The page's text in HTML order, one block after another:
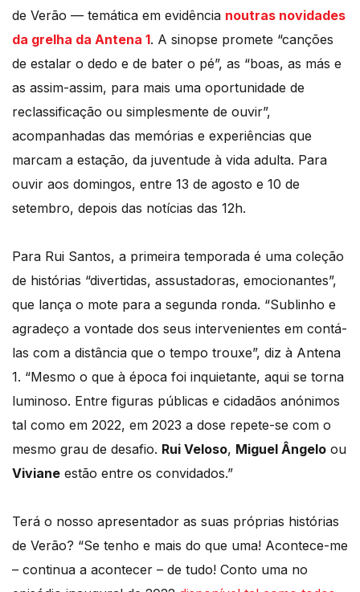
de Verão — temática em evidência noutras novidades
da grelha da Antena 1. A sinopse promete “canções
de estalar o dedo e de bater o pé”, as “boas, as más e
as assim-assim, para mais uma oportunidade de
reclassificação ou simplesmente de ouvir”,
acompanhadas das memórias e experiências que
marcam a estação, da juventude à vida adulta. Para
ouvir aos domingos, entre 13 de agosto e 10 de
setembro, depois das notícias das 12h.
Para Rui Santos, a primeira temporada é uma coleção
de histórias “divertidas, assustadoras, emocionantes”,
que lança o mote para a segunda ronda. “Sublinho e
agradeço a vontade dos seus intervenientes em contá-
las com a distância que o tempo trouxe”, diz à Antena
1. “Mesmo o que à época foi inquietante, aqui se torna
luminoso. Entre figuras públicas e cidadãos anónimos
tal como em 2022, em 2023 a dose repete-se com o
mesmo grau de desafio. Rui Veloso, Miguel Ângelo ou
Viviane estão entre os convidados.”
Terá o nosso apresentador as suas próprias histórias
de Verão? “Se tenho e mais do que uma! Acontece-me
– continua a acontecer – de tudo! Conto uma no